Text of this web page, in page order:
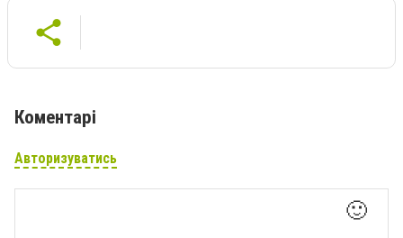
Коментарі
Авторизуватись
🙂